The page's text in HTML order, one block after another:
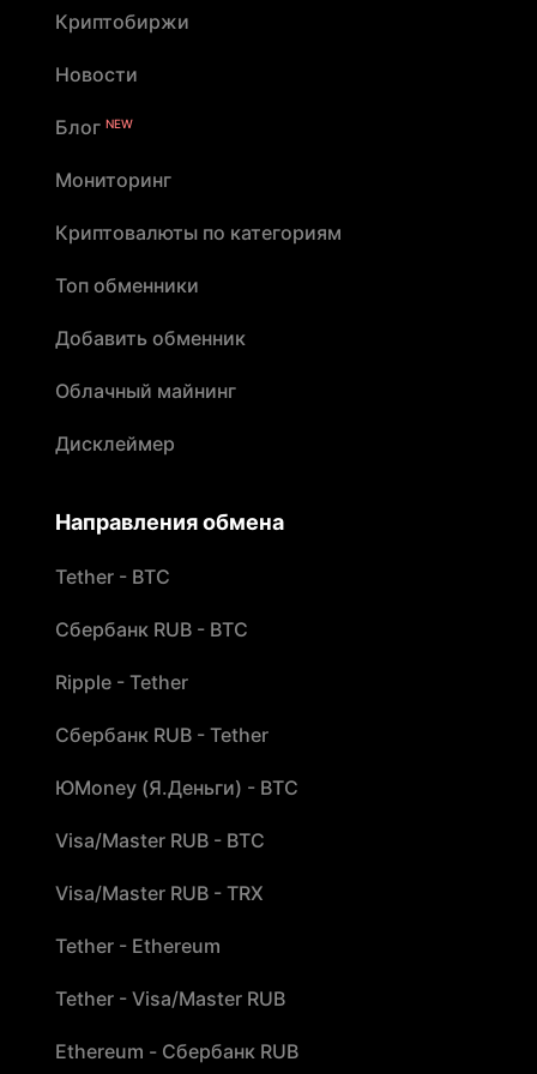
Криптобиржи
Новости
Блог NEW
Мониторинг
Криптовалюты по категориям
Топ обменники
Добавить обменник
Облачный майнинг
Дисклеймер
Направления обмена
Tether - BTC
Сбербанк RUB - BTC
Ripple - Tether
Сбербанк RUB - Tether
ЮMoney (Я.Деньги) - BTC
Visa/Master RUB - BTC
Visa/Master RUB - TRX
Tether - Ethereum
Tether - Visa/Master RUB
Ethereum - Сбербанк RUB